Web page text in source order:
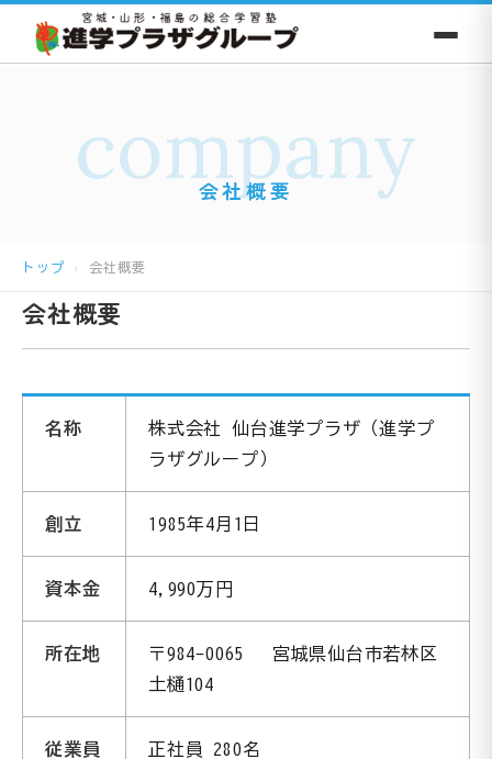
company
会社概要
トップ 会社概要
会社概要
名称
株式会社 仙台進学プラザ（進学プ
ラザグループ）
創立 1985年4月1日
資本金 4,990万円
所在地
〒984-0065 宮城県仙台市若林区
土樋104
従業員
正社員 280名